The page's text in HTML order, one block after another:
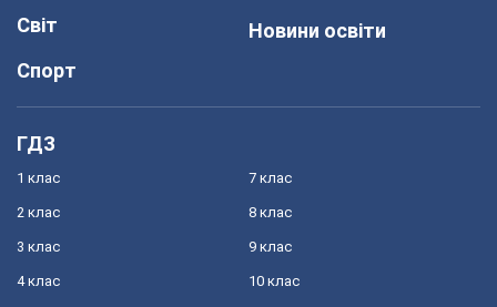
Світ
Спорт
Новини освіти
ГДЗ
1 клас
2 клас
3 клас
4 клас
7 клас
8 клас
9 клас
10 клас